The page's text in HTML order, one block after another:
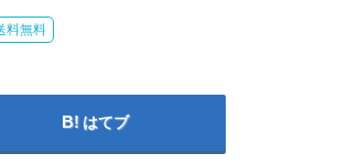
料無料
はてブ